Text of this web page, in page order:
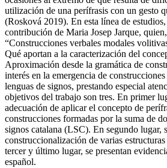
utilización de una perífrasis con un gesto
(Rosková 2019). En esta línea de
contribución de Maria Josep Jarque,
“Construcciones verbales modales
Qué aportan a la caracterización del
Aproximación desde la gramática de
interés en la emergencia de
lenguas de signos, prestando especial
objetivos del trabajo son tres. En primer
adecuación de aplicar el concepto de
construcciones formadas por la suma de
signos catalana (LSC). En segundo lugar,
construccionalización de varias
tercer y último lugar, se presentan
español.